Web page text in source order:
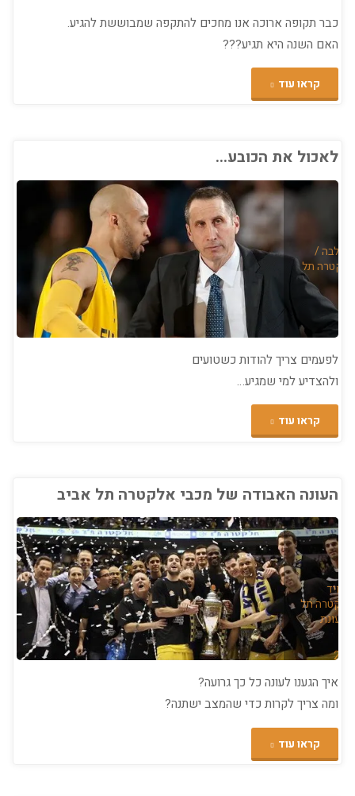
כבר תקופה ארוכה אנו מחכים להתקפה שמבוששת להגיע.
האם השנה היא תגיע???
קראו עוד
לא
תהיה
התקפה
השנה?"
לאכול את הכובע…
הצלבה /
תל
לפעמים צריך להודות כשטועים
ולהצדיע למי שמגיע…
קראו עוד
הכובע…"
העונה האבודה של מכבי אלקטרה תל אביב
דיוויד
אלקטרה תל
עונת
איך הגענו לעונה כל כך גרועה?
ומה צריך לקרות כדי שהמצב ישתנה?
קראו עוד